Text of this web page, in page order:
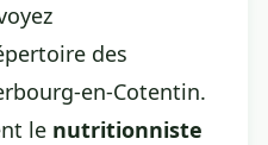
des
en-Cotentin.
le nutritionniste